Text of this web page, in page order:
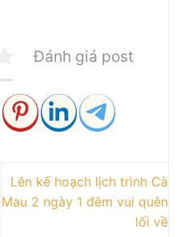
Đánh giá post
Lên kế hoạch lịch trình Cà
Mau 2 ngày 1 đêm vui quên
lối về